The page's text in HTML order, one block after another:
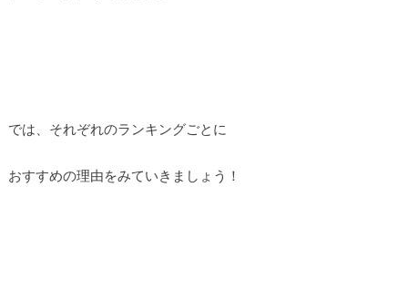
では、それぞれのランキングごとに
おすすめの理由をみていきましょう！